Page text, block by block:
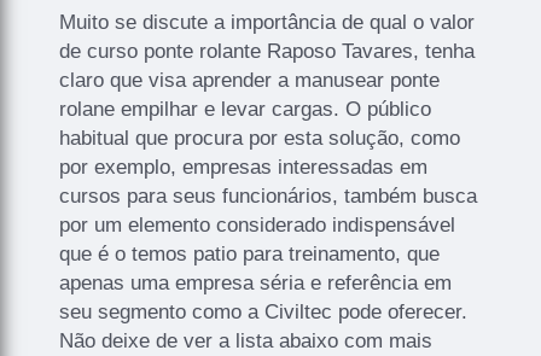
Muito se discute a importância de qual o valor
de curso ponte rolante Raposo Tavares, tenha
claro que visa aprender a manusear ponte
rolane empilhar e levar cargas. O público
habitual que procura por esta solução, como
por exemplo, empresas interessadas em
cursos para seus funcionários, também busca
por um elemento considerado indispensável
que é o temos patio para treinamento, que
apenas uma empresa séria e referência em
seu segmento como a Civiltec pode oferecer.
Não deixe de ver a lista abaixo com mais